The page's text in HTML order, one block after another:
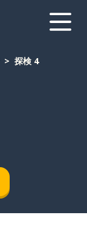
探検 4